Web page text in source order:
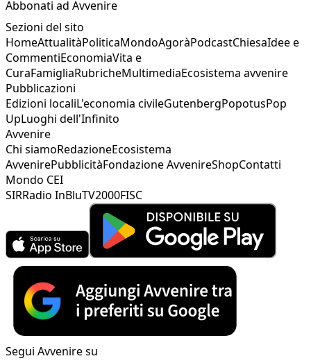
Abbonati ad Avvenire
Sezioni del sito
HomeAttualitàPoliticaMondoAgoràPodcastChiesaIdee e
CommentiEconomiaVita e
CuraFamigliaRubricheMultimediaEcosistema avvenire
Pubblicazioni
Edizioni localiL'economia civileGutenbergPopotusPop
UpLuoghi dell'Infinito
Avvenire
Chi siamoRedazioneEcosistema
AvvenirePubblicitàFondazione AvvenireShopContatti
Mondo CEI
SIRRadio InBluTV2000FISC
Segui Avvenire su